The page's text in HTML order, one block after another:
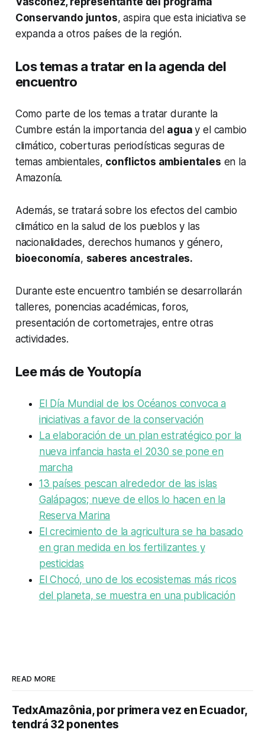
Conservando juntos, aspira que esta iniciativa se
expanda a otros países de la región.
Los temas a tratar en la agenda del
encuentro
Como parte de los temas a tratar durante la
Cumbre están la importancia del aguay el cambio
climático, coberturas periodísticas seguras de
temas ambientales, conflictos ambientales en la
Amazonía.
Además, se tratará sobre los efectos del cambio
climático en la salud de los pueblos y las
nacionalidades, derechos humanos y género,
bioeconomía, saberes ancestrales.
Durante este encuentro también se desarrollarán
talleres, ponencias académicas, foros,
presentación de cortometrajes, entre otras
actividades.
Lee más de Youtopía
El Día Mundial de los Océanos convoca a
iniciativas a favor de la conservación
La elaboración de un plan estratégico por la
nueva infancia hasta el 2030 se pone en
marcha
13 países pescan alrededor de las islas
Galápagos; nueve de ellos lo hacen en la
Reserva Marina
El crecimiento de la agricultura se ha basado
en gran medida en los fertilizantes y
pesticidas
El Chocó, uno de los ecosistemas más ricos
del planeta, se muestra en una publicación
READ MORE
TedxAmazônia, por primera vez en Ecuador,
tendrá 32 ponentes